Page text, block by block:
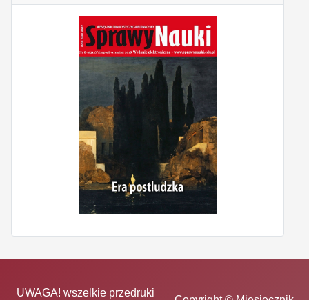
UWAGA! wszelkie przedruki